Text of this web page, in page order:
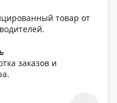
товар от
заказов и